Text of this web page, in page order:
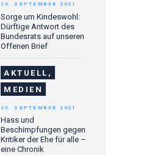
Sorge um Kindeswohl:
Dürftige Antwort des
Bundesrats auf unseren
Offenen Brief
24. SEPTEMBER 2021
AKTUELL,
MEDIEN
Hass und
Beschimpfungen gegen
Kritiker der Ehe für alle –
eine Chronik
23. SEPTEMBER 2021